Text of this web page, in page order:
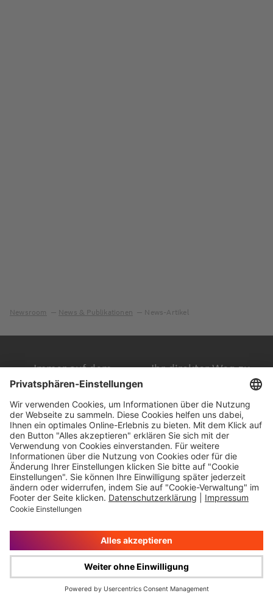
Newsroom News & Publikationen News-Artikel
Immer auf dem
Laufenden
Hauptversammlung
Finanzkalender
IR-Newsletter
Ihr direkter Weg zu
Kontakt
Karriere